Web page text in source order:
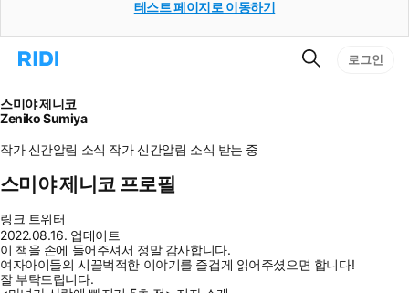
테스트 페이지로 이동하기
리
으
로
동
검
로그인
스미야 제니코
Zeniko Sumiya
작가 신간알림 소식 작가 신간알림 소식 받는 중
스미야 제니코 프로필
링크 트위터
2022.08.16. 업데이트
이 책을 손에 들어주셔서 정말 감사합니다.
여자아이들의 시끌벅적한 이야기를 즐겁게 읽어주셨으면 합니다!
잘 부탁드립니다.